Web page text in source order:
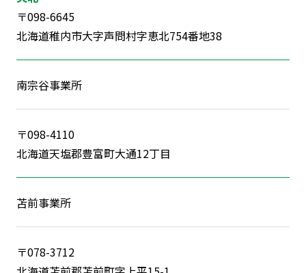
〒098-6645
北海道稚内市大字声問村字恵北754番地38
南宗谷事業所
〒098-4110
北海道天塩郡豊富町大通12丁目
苫前事業所
〒078-3712